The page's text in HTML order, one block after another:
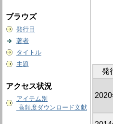
ブラウズ
発行日
著者
タイトル
主題
アクセス状況
アイテム別
高頻度ダウンロード文献
発
2020